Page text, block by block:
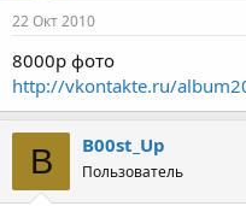
22 Окт 2010
8000р фото
http://vkontakte.ru/
B B00st_Up
Пользователь